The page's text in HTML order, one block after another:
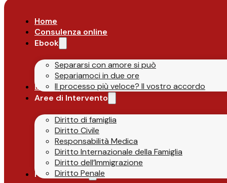
Home
Consulenza online
Ebook
Separarsi con amore si può
Separiamoci in due ore
Il processo più veloce? Il vostro accordo
Lo Studio
Aree di Intervento
Diritto di famiglia
Diritto Civile
Responsabilità Medica
Diritto Internazionale della Famiglia
Diritto dell’Immigrazione
Diritto Penale
Parlano di Noi